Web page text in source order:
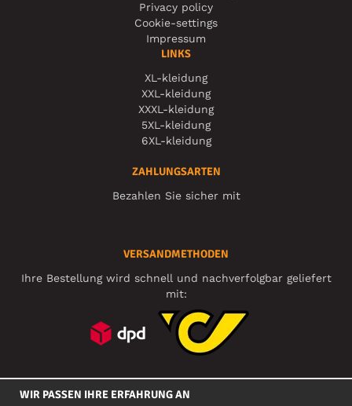
Privacy policy
Cookie-settings
Impressum
LINKS
XL-kleidung
XXL-kleidung
XXXL-kleidung
5XL-kleidung
6XL-kleidung
ZAHLUNGSARTEN
Bezahlen Sie sicher mit
VERSANDMETHODEN
Ihre Bestellung wird schnell und nachverfolgbar geliefert
mit:
SOZIALE MEDIEN
WIR PASSEN IHRE ERFAHRUNG AN